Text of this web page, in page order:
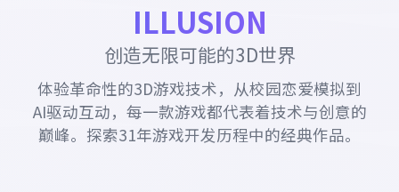
ILLUSION
创造无限可能的3D世界
体验革命性的3D游戏技术，从校园恋爱模拟到
AI驱动互动，每一款游戏都代表着技术与创意的
巅峰。探索31年游戏开发历程中的经典作品。